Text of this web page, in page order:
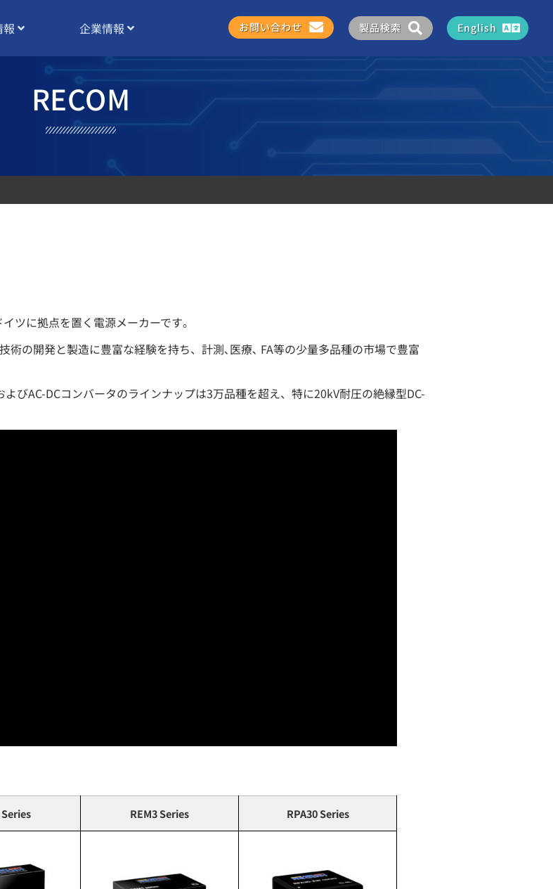
報 企業情報 お問い合わせ 製品検索 English
RECOM
ツに拠点を置く電源メーカーです｡
術の開発と製造に豊富な経験を持ち、計測､医療､ FA等の少量多品種の市場で豊富
びAC-DCコンバータのラインナップは3万品種を超え、特に20kV耐圧の絶縁型DC-
REM3 Series RPA30 Series